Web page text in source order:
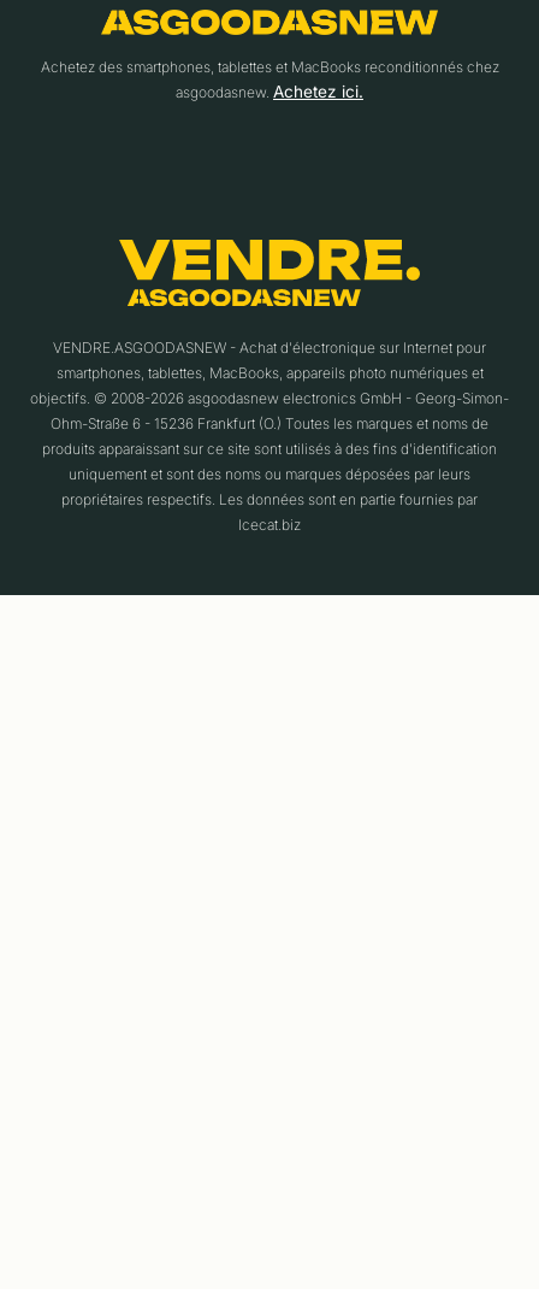
Achetez des smartphones, tablettes et MacBooks reconditionnés chez
asgoodasnew. Achetez ici.
VENDRE.ASGOODASNEW - Achat d'électronique sur Internet pour
smartphones, tablettes, MacBooks, appareils photo numériques et
objectifs. © 2008-2026 asgoodasnew electronics GmbH - Georg-Simon-
Ohm-Straße 6 - 15236 Frankfurt (O.) Toutes les marques et noms de
produits apparaissant sur ce site sont utilisés à des fins d'identification
uniquement et sont des noms ou marques déposées par leurs
propriétaires respectifs. Les données sont en partie fournies par
Icecat.biz